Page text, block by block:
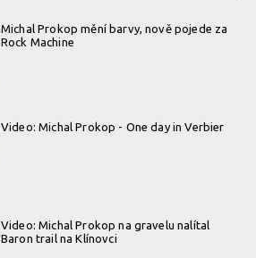
Michal Prokop mění barvy, nově pojede za
Rock Machine
Video: Michal Prokop - One day in Verbier
Video: Michal Prokop na gravelu nalítal
Baron trail na Klínovci